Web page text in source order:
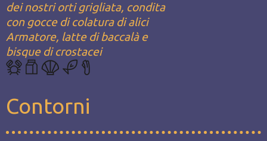
dei nostri orti grigliata, condita
con gocce di colatura di alici
Armatore, latte di baccalà e
bisque di crostacei
Contorni